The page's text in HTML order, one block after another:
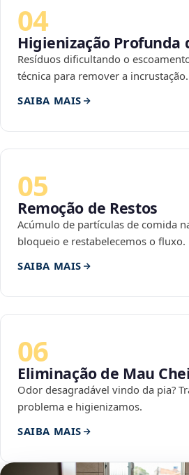
04
Higienização Profunda
Resíduos dificultando o
técnica para remover a incrustação.
SAIBA MAIS
05
Remoção de Restos
Acúmulo de partículas de comida
bloqueio e restabelecemos o fluxo.
SAIBA MAIS
06
Eliminação de Mau
Odor desagradável vindo da pia?
problema e higienizamos.
SAIBA MAIS